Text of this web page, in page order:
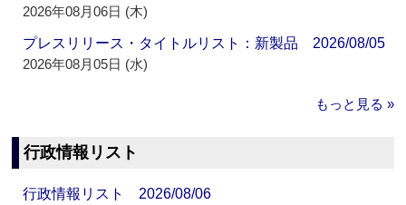
2026年08月06日 (木)
プレスリリース・タイトルリスト：新製品 2026/08/05
2026年08月05日 (水)
もっと見る »
行政情報リスト
行政情報リスト 2026/08/06